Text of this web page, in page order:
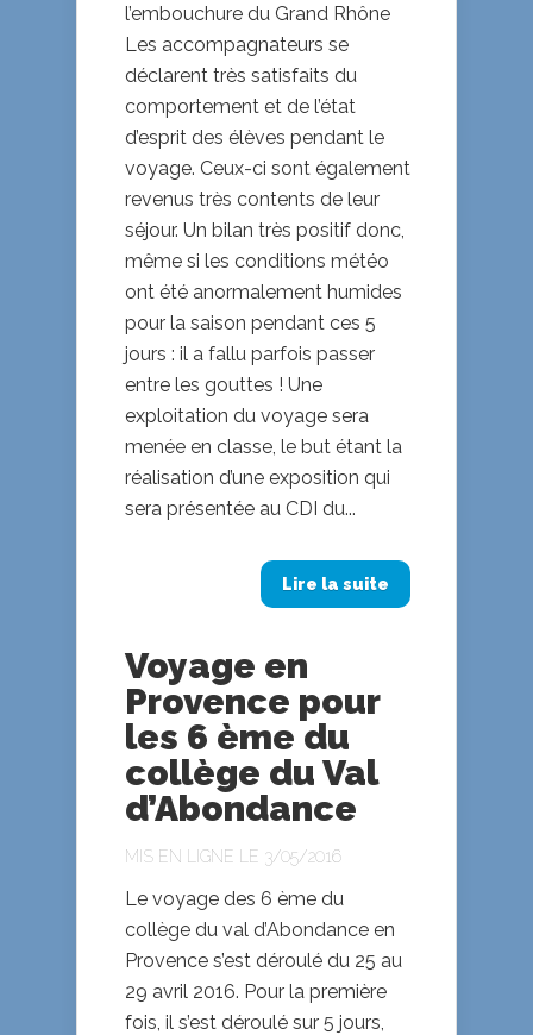
l’embouchure du Grand Rhône
Les accompagnateurs se
déclarent très satisfaits du
comportement et de l’état
d’esprit des élèves pendant le
voyage. Ceux-ci sont également
revenus très contents de leur
séjour. Un bilan très positif donc,
même si les conditions météo
ont été anormalement humides
pour la saison pendant ces 5
jours : il a fallu parfois passer
entre les gouttes ! Une
exploitation du voyage sera
menée en classe, le but étant la
réalisation d’une exposition qui
sera présentée au CDI du...
Lire la suite
Voyage en
Provence pour
les 6 ème du
collège du Val
d’Abondance
MIS EN LIGNE LE 3/05/2016
Le voyage des 6 ème du
collège du val d’Abondance en
Provence s’est déroulé du 25 au
29 avril 2016. Pour la première
fois, il s’est déroulé sur 5 jours,